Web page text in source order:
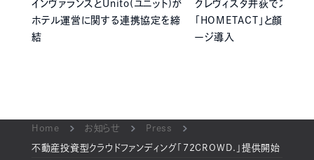
インヴァランスとUnito(ユニット)が
ホテル運営に関する連携協定を締
結
クレヴィスタ井荻でスマー
「HOMETACT」と顔認証
ージ導入
Home お知らせ Press
不動産投資型クラウドファンディング「72CROWD.」提供開始